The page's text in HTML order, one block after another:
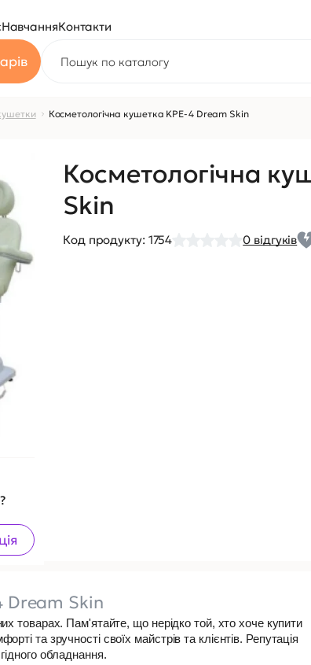
НавчанняКонтакти
Косметологічна кушетка KPE-4 Dream Skin
Косметологічна
Skin
Код продукту: 1754 0 відгуків
Dream Skin
товарах. Пам'ятайте, що нерідко той, хто хоче купити
та зручності своїх майстрів та клієнтів. Репутація
обладнання.